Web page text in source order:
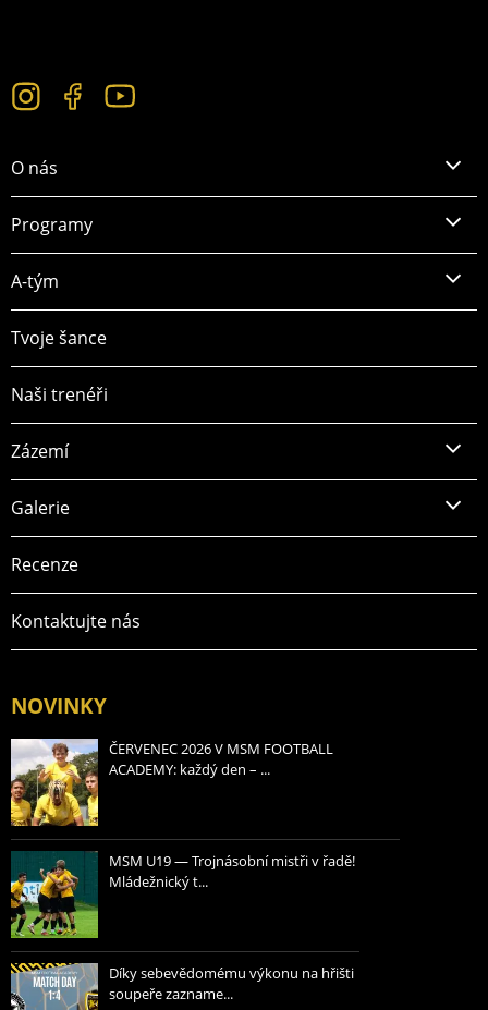
NOVINKY
ČERVENEC 2026 V MSM FOOTBALL
ACADEMY: každý den – ...
MSM U19 — Trojnásobní mistři v řadě!
Mládežnický t...
Díky sebevědomému výkonu na hřišti
soupeře zazname...
O nás
Programy
A-tým
Tvoje šance
Naši trenéři
Zázemí
Galerie
Recenze
Kontaktujte nás